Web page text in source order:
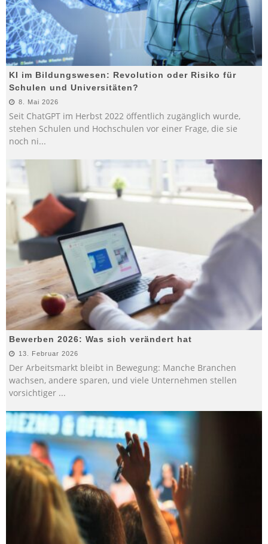
KI im Bildungswesen: Revolution oder Risiko für
Schulen und Universitäten?
8. Mai 2026
Seit ChatGPT im Herbst 2022 öffentlich zugänglich wurde,
stehen Schulen und Hochschulen vor einer Frage, die sie
noch ni...
Bewerben 2026: Was sich verändert hat
13. Februar 2026
Der Arbeitsmarkt bleibt in Bewegung: Manche Branchen
wachsen, andere sparen, und viele Unternehmen stellen
vorsichtiger ...